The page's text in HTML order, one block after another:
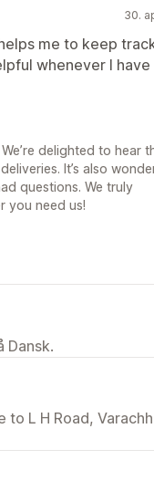
30.
me to keep
whenever I have
delighted to hear
It’s also
questions. We truly
you need us!
Dansk.
to L H Road,